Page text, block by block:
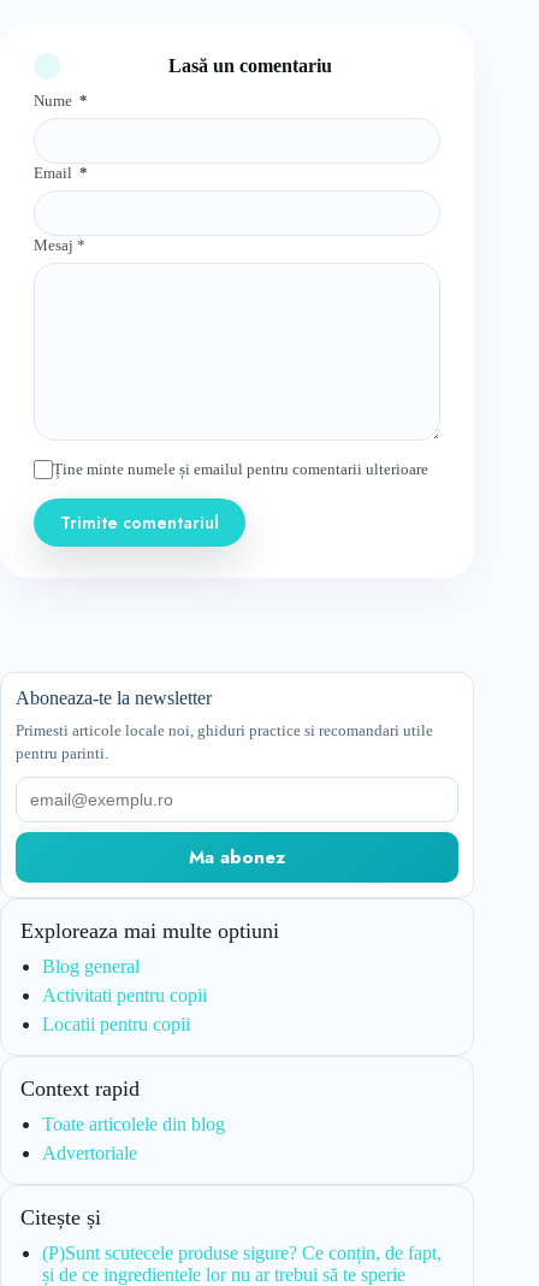
Lasă un comentariu
Nume *
Email *
Mesaj *
Ține minte numele și emailul pentru comentarii ulterioare
Trimite comentariul
Aboneaza-te la newsletter
Primesti articole locale noi, ghiduri practice si recomandari utile
pentru parinti.
Email
Ma abonez
Exploreaza mai multe optiuni
Blog general
Activitati pentru copii
Locatii pentru copii
Context rapid
Toate articolele din blog
Advertoriale
Citește și
(P)Sunt scutecele produse sigure? Ce conțin, de fapt,
și de ce ingredientele lor nu ar trebui să te sperie